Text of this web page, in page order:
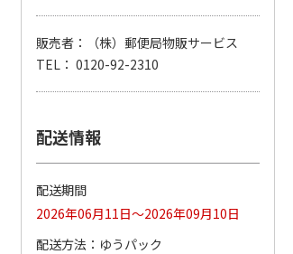
販売者：（株）郵便局物販サービス
TEL： 0120-92-2310
配送情報
配送期間
2026年06月11日～2026年09月10日
配送方法
ゆうパック